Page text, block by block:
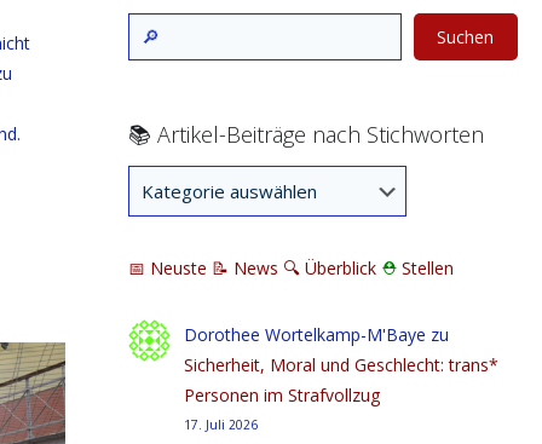
Suchen
📚 Artikel-Beiträge nach Stichworten
📅 Neuste 📝 News 🔍 Überblick ⛑ Stellen
Dorothee Wortelkamp-M'Baye zu
Sicherheit, Moral und Geschlecht: trans*
Personen im Strafvollzug
17. Juli 2026